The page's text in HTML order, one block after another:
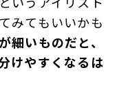
みてもいいかも
細いものだと、
けやすくなるは